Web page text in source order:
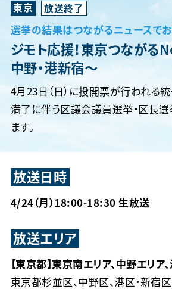
東京
選挙の結果はつながるニュースで
ジモト応援！東京つながる
中野・港新宿〜
4月23日（日）に投開票が行われる
満了に伴う区議会議員選挙・区長
ます。
放送日時
4/24（月）18:00-18:30 生放送
放送エリア
【東京都】東京南エリア、中野エリア
東京都杉並区、中野区、港区・新宿